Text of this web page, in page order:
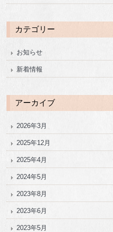
カテゴリー
お知らせ
新着情報
アーカイブ
2026年3月
2025年12月
2025年4月
2024年5月
2023年8月
2023年6月
2023年5月